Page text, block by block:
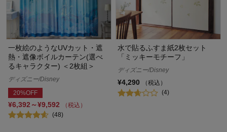
一枚絵のようなUVカット・遮
熱・遮像ボイルカーテン(選べ
るキャラクター) ＜2枚組＞
ディズニー/Disney
20%OFF
¥6,392～¥9,592
（税込）
(48)
水で貼るふすま紙2枚セット
「ミッキーモチーフ」
ディズニー/Disney
¥4,290
（税込）
(4)